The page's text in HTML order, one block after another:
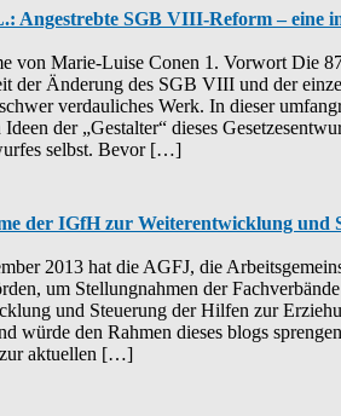
Angestrebte SGB VIII-Reform –
von Marie-Luise Conen 1. Vorwort Die
der Änderung des SGB VIII und der
verdauliches Werk. In dieser
der „Gestalter“ dieses
selbst. Bevor […]
der IGfH zur Weiterentwicklung und
2013 hat die AGFJ, die
um Stellungnahmen der
und Steuerung der Hilfen zur
würde den Rahmen dieses blogs
aktuellen […]